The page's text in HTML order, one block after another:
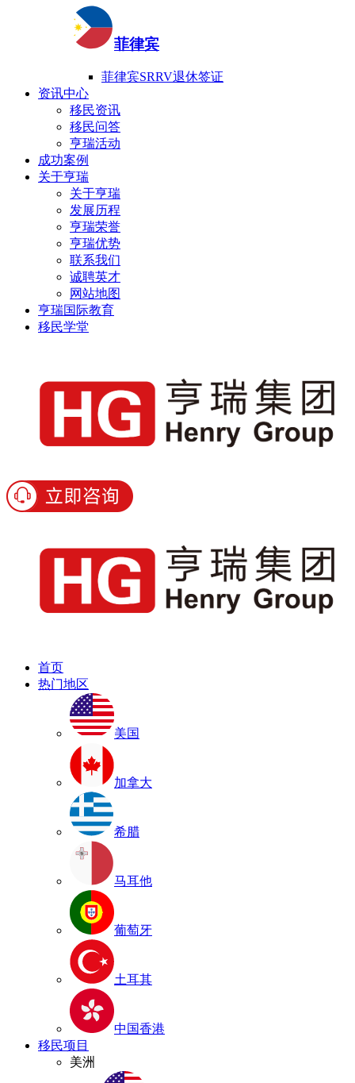
菲律宾
菲律宾SRRV退休签证
资讯中心
移民资讯
移民问答
亨瑞活动
成功案例
关于亨瑞
关于亨瑞
发展历程
亨瑞荣誉
亨瑞优势
联系我们
诚聘英才
网站地图
亨瑞国际教育
移民学堂
首页
热门地区
美国
加拿大
希腊
马耳他
葡萄牙
土耳其
中国香港
移民项目
美洲